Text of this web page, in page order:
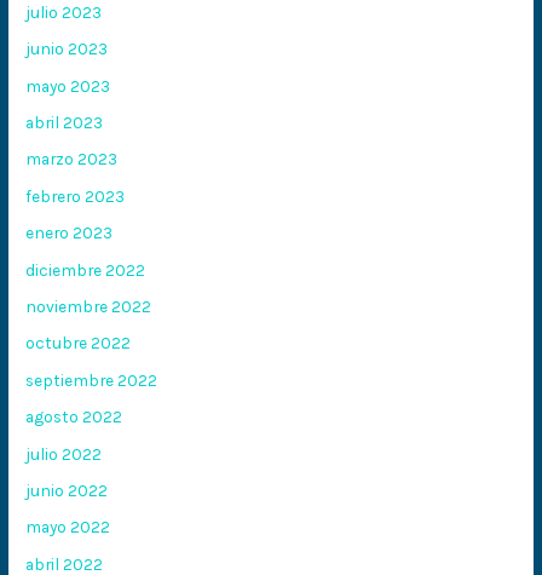
julio 2023
junio 2023
mayo 2023
abril 2023
marzo 2023
febrero 2023
enero 2023
diciembre 2022
noviembre 2022
octubre 2022
septiembre 2022
agosto 2022
julio 2022
junio 2022
mayo 2022
abril 2022